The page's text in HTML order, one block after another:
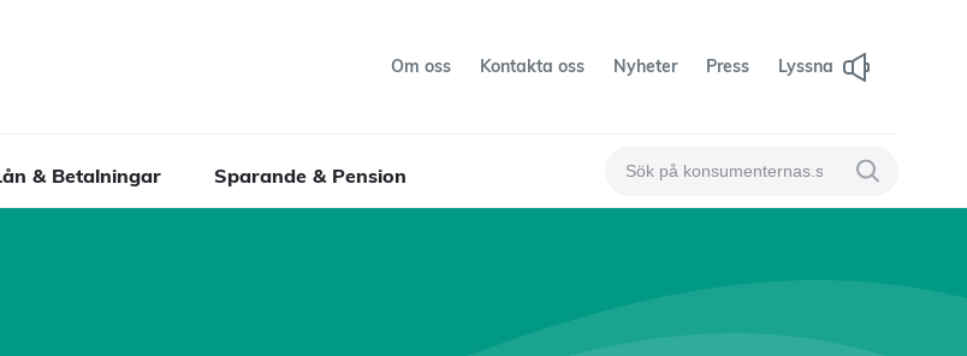
Om oss Kontakta oss Nyheter Press Lyssna
& Betalningar Sparande & Pension
Sök på konsumenternas Sök på